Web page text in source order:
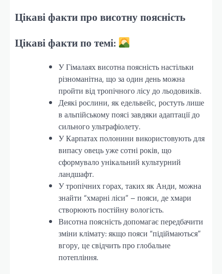
Цікаві факти про висотну поясність
Цікаві факти по темі:
У Гімалаях висотна поясність настільки
різноманітна, що за один день можна
пройти від тропічного лісу до льодовиків.
Деякі рослини, як едельвейс, ростуть лише
в альпійському поясі завдяки адаптації до
сильного ультрафіолету.
У Карпатах полонини використовують для
випасу овець уже сотні років, що
сформувало унікальний культурний
ландшафт.
У тропічних горах, таких як Анди, можна
знайти “хмарні ліси” – пояси, де хмари
створюють постійну вологість.
Висотна поясність допомагає передбачити
зміни клімату: якщо пояси “підіймаються”
вгору, це свідчить про глобальне
потепління.